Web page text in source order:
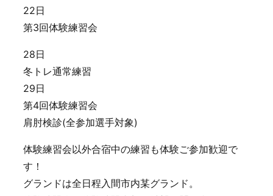
22日
第3回体験練習会
28日
冬トレ通常練習
29日
第4回体験練習会
肩肘検診(全参加選手対象)
体験練習会以外合宿中の練習も体験ご参加歓迎で
す！
グランドは全日程入間市内某グランド。